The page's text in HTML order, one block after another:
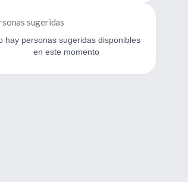
sugeridas
hay personas sugeridas disponibles
en este momento